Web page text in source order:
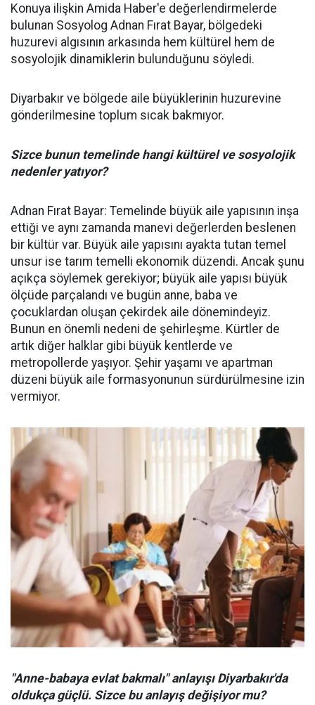
Konuya ilişkin Amida Haber'e değerlendirmelerde
bulunan Sosyolog Adnan Fırat Bayar, bölgedeki
huzurevi algısının arkasında hem kültürel hem de
sosyolojik dinamiklerin bulunduğunu söyledi.
Diyarbakır ve bölgede aile büyüklerinin huzurevine
gönderilmesine toplum sıcak bakmıyor.
Sizce bunun temelinde hangi kültürel ve sosyolojik
nedenler yatıyor?
Adnan Fırat Bayar: Temelinde büyük aile yapısının inşa
ettiği ve aynı zamanda manevi değerlerden beslenen
bir kültür var. Büyük aile yapısını ayakta tutan temel
unsur ise tarım temelli ekonomik düzendi. Ancak şunu
açıkça söylemek gerekiyor; büyük aile yapısı büyük
ölçüde parçalandı ve bugün anne, baba ve
çocuklardan oluşan çekirdek aile dönemindeyiz.
Bunun en önemli nedeni de şehirleşme. Kürtler de
artık diğer halklar gibi büyük kentlerde ve
metropollerde yaşıyor. Şehir yaşamı ve apartman
düzeni büyük aile formasyonunun sürdürülmesine izin
vermiyor.
"Anne-babaya evlat bakmalı" anlayışı Diyarbakır'da
oldukça güçlü. Sizce bu anlayış değişiyor mu?